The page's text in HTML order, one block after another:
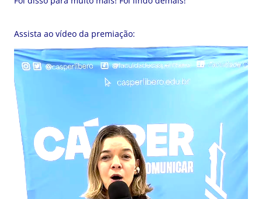
Assista ao vídeo da premiação:
Tocador
de
vídeo